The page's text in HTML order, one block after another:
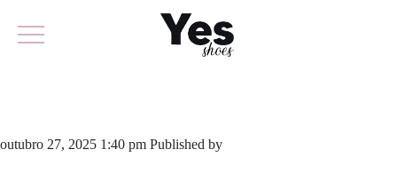
outubro 27, 2025 1:40 pm Published by